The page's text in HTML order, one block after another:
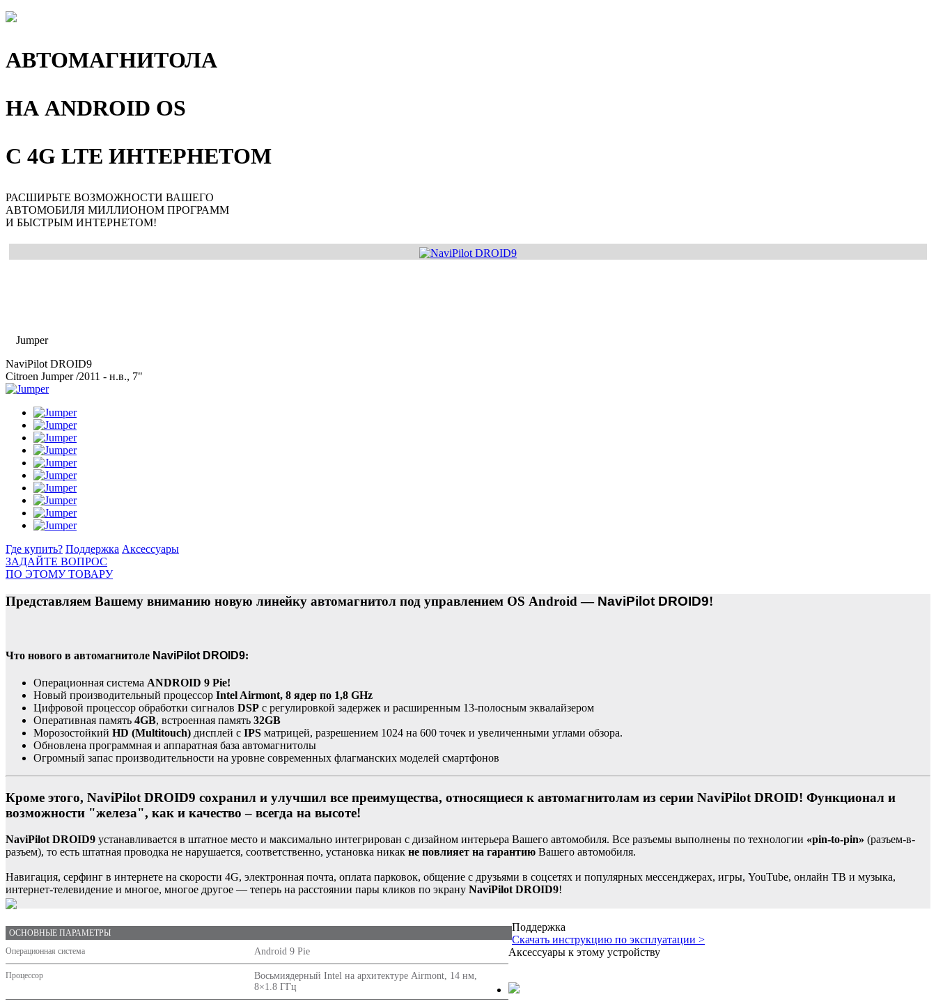
АВТОМАГНИТОЛА
НА ANDROID OS
С 4G LTE ИНТЕРНЕТОМ
РАСШИРЬТЕ ВОЗМОЖНОСТИ ВАШЕГО
АВТОМОБИЛЯ МИЛЛИОНОМ ПРОГРАММ
И БЫСТРЫМ ИНТЕРНЕТОМ!
Jumper
NaviPilot DROID9
Citroen Jumper/2011 - н.в., 7"
Где купить? Поддержка Аксессуары
ЗАДАЙТЕ ВОПРОС
ПО ЭТОМУ ТОВАРУ
Представляем Вашему вниманию новую линейку автомагнитол под управлением OS Android — NaviPilot DROID9!
Что нового в автомагнитоле NaviPilot DROID9:
Операционная система ANDROID 9 Pie!
Новый производительный процессор Intel Airmont, 8 ядер по 1,8 GHz
Цифровой процессор обработки сигналов DSP с регулировкой задержек и расширенным 13-полосным эквалайзером
Оперативная память 4GB, встроенная память 32GB
Морозостойкий HD (Multitouch) дисплей с IPS матрицей, разрешением 1024 на 600 точек и увеличенными углами обзора.
Обновлена программная и аппаратная база автомагнитолы
Огромный запас производительности на уровне современных флагманских моделей смартфонов
Кроме этого, NaviPilot DROID9 сохранил и улучшил все преимущества, относящиеся к автомагнитолам из серии NaviPilot DROID! Функционал и
возможности "железа", как и качество – всегда на высоте!
NaviPilot DROID9 устанавливается в штатное место и максимально интегрирован с дизайном интерьера Вашего автомобиля. Все разъемы выполнены по технологии «pin-to-pin» (разъем-в-
разъем), то есть штатная проводка не нарушается, соответственно, установка никак не повлияет на гарантию Вашего автомобиля.
Навигация, серфинг в интернете на скорости 4G, электронная почта, оплата парковок, общение с друзьями в соцсетях и популярных мессенджерах, игры, YouTube, онлайн ТВ и музыка,
интернет-телевидение и многое, многое другое — теперь на расстоянии пары кликов по экрану NaviPilot DROID9!
ОСНОВНЫЕ ПАРАМЕТРЫ
Операционная система
Android 9 Pie
Процессор
Восьмиядерный Intel на архитектуре Airmont, 14 нм,
8×1.8 ГГц
Поддержка
Cкачать инструкцию по эксплуатации >
Аксессуары к этому устройству